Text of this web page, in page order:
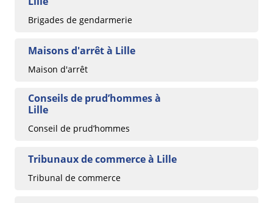
Brigades de gendarmerie
Maisons d'arrêt à Lille
Maison d'arrêt
Conseils de prud’hommes à
Lille
Conseil de prud’hommes
Tribunaux de commerce à Lille
Tribunal de commerce